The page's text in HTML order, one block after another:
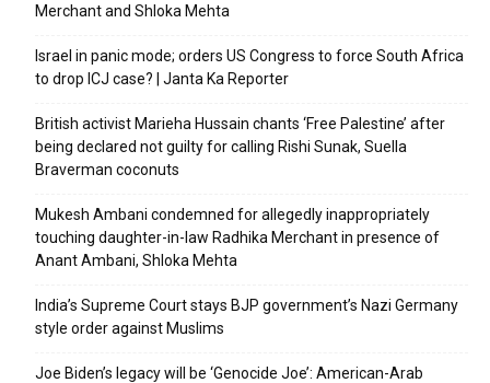
Merchant and Shloka Mehta
Israel in panic mode; orders US Congress to force South Africa
to drop ICJ case? | Janta Ka Reporter
British activist Marieha Hussain chants ‘Free Palestine’ after
being declared not guilty for calling Rishi Sunak, Suella
Braverman coconuts
Mukesh Ambani condemned for allegedly inappropriately
touching daughter-in-law Radhika Merchant in presence of
Anant Ambani, Shloka Mehta
India’s Supreme Court stays BJP government’s Nazi Germany
style order against Muslims
Joe Biden’s legacy will be ‘Genocide Joe’: American-Arab